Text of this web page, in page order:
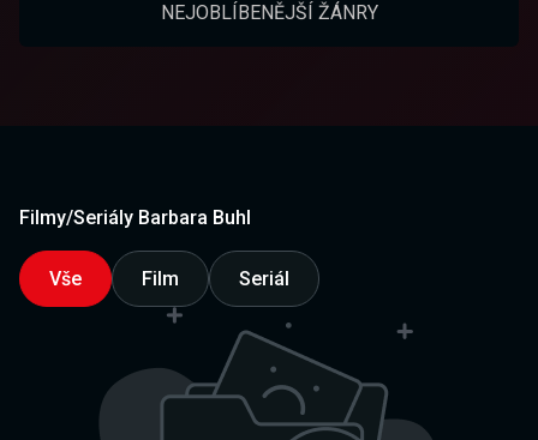
NEJOBLÍBENĚJŠÍ ŽÁNRY
Filmy/Seriály Barbara Buhl
Vše Film Seriál